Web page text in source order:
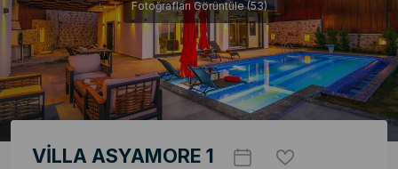
Fotoğrafları Görüntüle (53)
VİLLA ASYAMORE 1